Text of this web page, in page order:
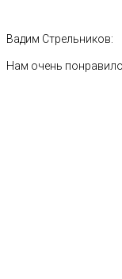
Вадим Стрельников:
Нам очень